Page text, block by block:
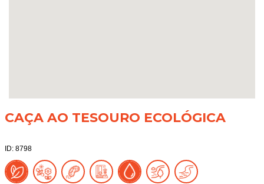
CAÇA AO TESOURO ECOLÓGICA
ID: 8798